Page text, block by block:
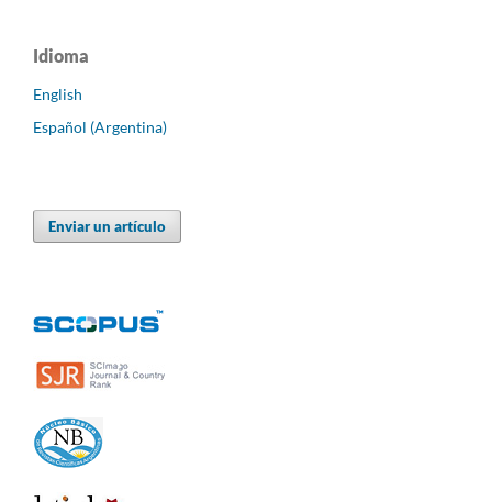
Idioma
English
Español (Argentina)
Enviar un artículo